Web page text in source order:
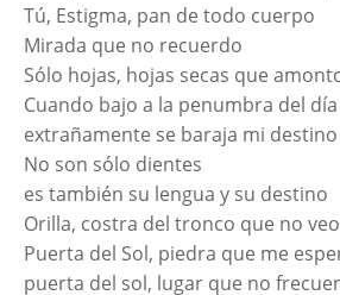
Tú, Estigma, pan de todo cuerpo
Mirada que no recuerdo
Sólo hojas, hojas secas que
Cuando bajo a la penumbra del día
extrañamente se baraja mi destino
No son sólo dientes
es también su lengua y su destino
Orilla, costra del tronco que no veo
Puerta del Sol, piedra que me
puerta del sol, lugar que no